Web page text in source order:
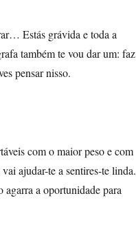
Estás grávida e toda a
também te vou dar um: faz
pensar nisso.
com o maior peso e com
ajudar-te a sentires-te linda.
a oportunidade para